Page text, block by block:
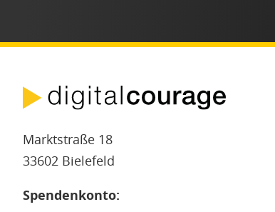
Marktstraße 18
33602 Bielefeld
Spendenkonto: